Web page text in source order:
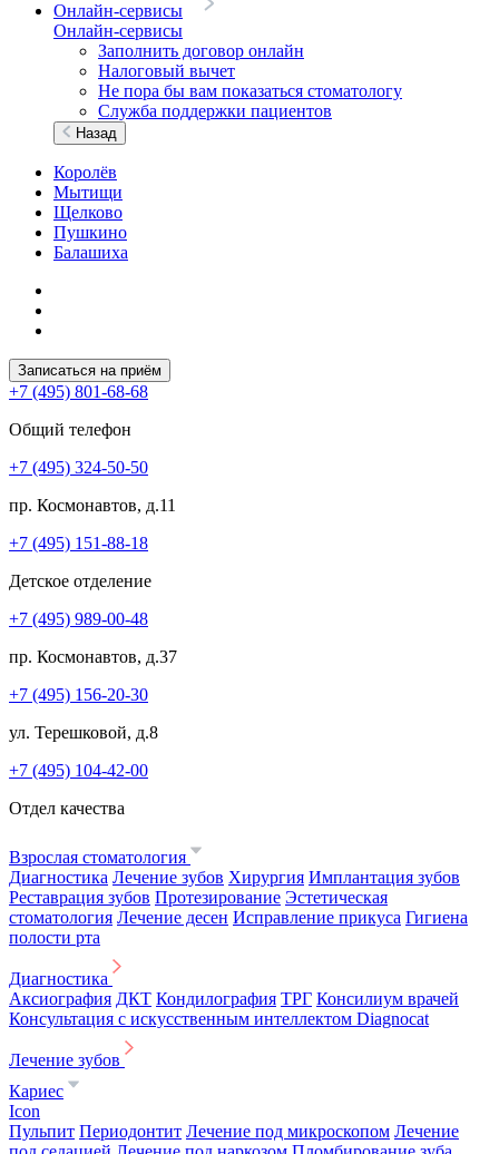
Онлайн-сервисы
Онлайн-сервисы
Заполнить договор онлайн
Налоговый вычет
Не пора бы вам показаться стоматологу
Служба поддержки пациентов
Назад
Королёв
Мытищи
Щелково
Пушкино
Балашиха
Записаться на приём
+7 (495) 801-68-68
Общий телефон
+7 (495) 324-50-50
пр. Космонавтов, д.11
+7 (495) 151-88-18
Детское отделение
+7 (495) 989-00-48
пр. Космонавтов, д.37
+7 (495) 156-20-30
ул. Терешковой, д.8
+7 (495) 104-42-00
Отдел качества
Взрослая стоматология
Диагностика Лечение зубов Хирургия Имплантация зубов
Реставрация зубов Протезирование Эстетическая
стоматология Лечение десен Исправление прикуса Гигиена
полости рта
Диагностика
Аксиография ДКТ Кондилография ТРГ Консилиум врачей
Консультация с искусственным интеллектом Diagnocat
Лечение зубов
Кариес
Icon
Пульпит Периодонтит Лечение под микроскопом Лечение